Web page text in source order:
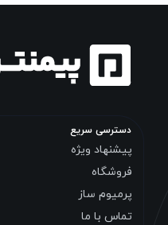
دسترسی سریع
پیشنهاد ویژه
فروشگاه
پرمیوم ساز
تماس با ما